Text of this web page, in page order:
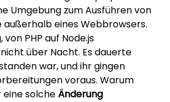
Umgebung zum Ausführen von
eines Webbrowsers.
von PHP auf Node.js
über Nacht. Es dauerte
war, und ihr gingen
voraus. Warum
eine solche Änderung